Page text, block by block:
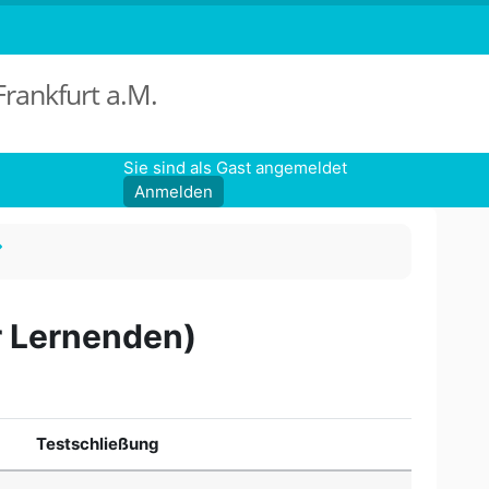
a.M.
Sie sind als Gast angemeldet
Anmelden
Testschließung